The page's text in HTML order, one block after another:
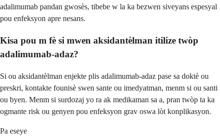
adalimumab pandan gwosès, tibebe w la ka bezwen siveyans espesyal
pou enfeksyon apre nesans.
Kisa pou m fè si mwen aksidantèlman itilize twòp
adalimumab-adaz?
Si ou aksidantèlman enjekte plis adalimumab-adaz pase sa doktè ou
preskri, kontakte founisè swen sante ou imedyatman, menm si ou santi
ou byen. Menm si surdozaj yo ra ak medikaman sa a, pran twòp ta ka
ogmante risk ou genyen pou enfeksyon grav oswa lòt konplikasyon.
Pa eseye